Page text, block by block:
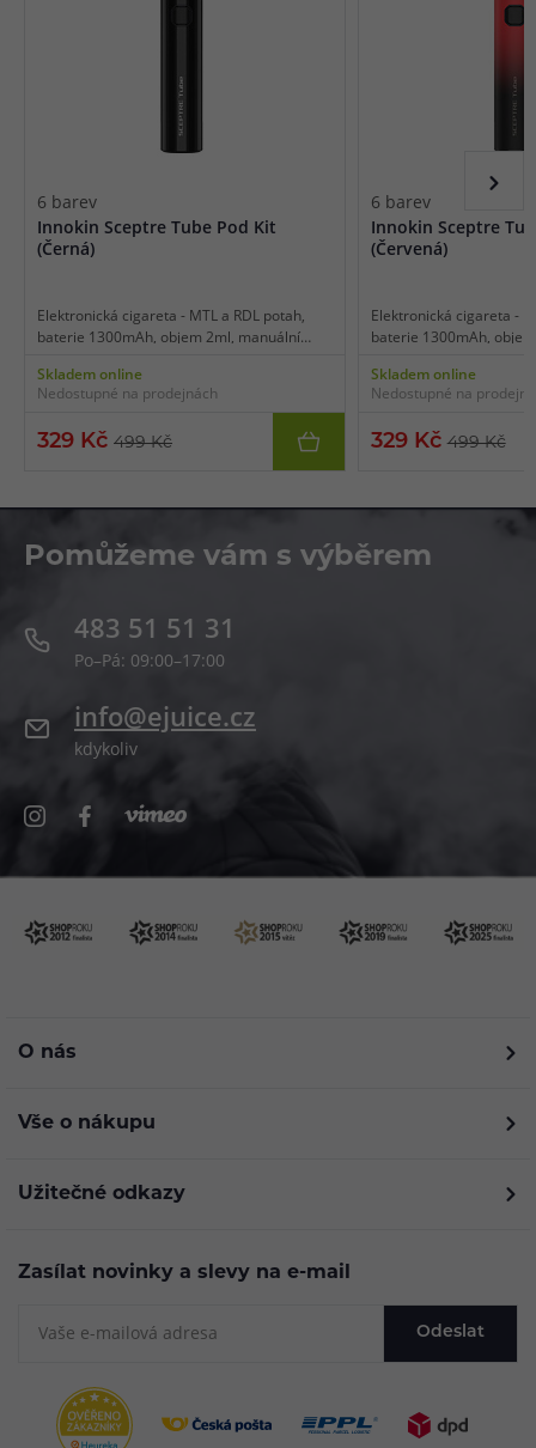
6 barev
Innokin Sceptre Tube Pod Kit
(Černá)
Elektronická cigareta - MTL a RDL potah,
baterie 1300mAh, objem 2ml, manuální
regulace air-flow, dva režimy výstupu,
indikace stavu baterie, výsuvné vrchní
Skladem online
Nedostupné na prodejnách
329 Kč 499 Kč
6 barev
Innokin Sceptre
(Červená)
Elektronická cigareta -
baterie 1300mAh,
regulace air-flow, dva
indikace stavu baterie,
Skladem online
Nedostupné na
329 Kč499 Kč
Pomůžeme vám s výběrem
483 51 51 31
Po–Pá: 09:00–17:00
info@ejuice.cz
kdykoliv
O nás
Vše o nákupu
Užitečné odkazy
Zasílat novinky a slevy na e-mail
Odeslat